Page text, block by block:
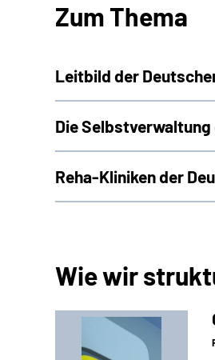
Zum Thema
Leitbild der
Die
Reha-Kliniken der
Wie wir